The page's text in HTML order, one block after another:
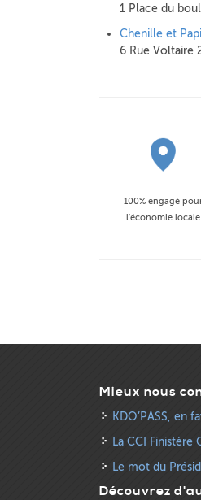
1 Place du
Chenille et
6 Rue Voltaire
100% engagé
l'économie locale
Mieux nous
KDO’PASS, en
La CCI Finistère
Le mot du
Découvrez